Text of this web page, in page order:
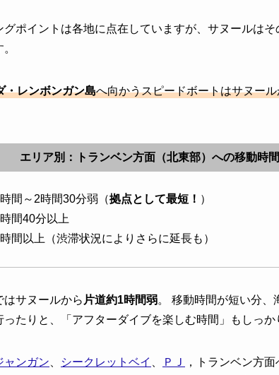
ポイントは各地に点在していますが、サヌールは
・レンボンガン島へ向かうスピードボートはサヌー
エリア別：トランベン方面（北東部）への移動時
時間～2時間30分弱（拠点として最短！ ）
時間40分以上
時間以上（渋滞状況によりさらに延長も）
はサヌールから 片道約1時間弱。 移動時間が短い分、
たりと、「アフターダイブを楽しむ時間」もしっか
ャンガン シークレットベイ ＰＪ
，トランベン方